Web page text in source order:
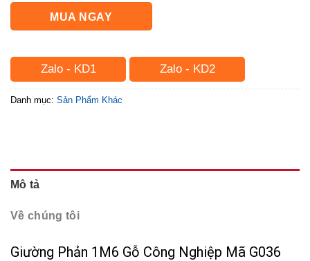
MUA NGAY
Zalo - KD1 Zalo - KD2
Danh mục: Sản Phẩm Khác
Mô tả
Về chúng tôi
Giường Phản 1M6 Gỗ Công Nghiệp Mã G036